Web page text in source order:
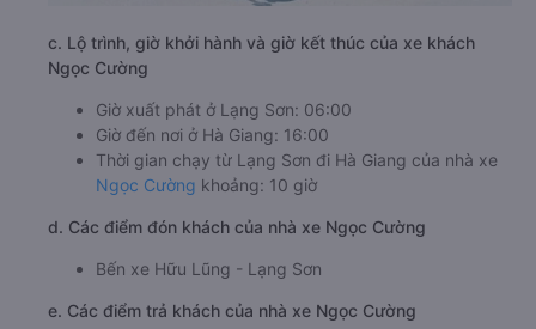
c. Lộ trình, giờ khởi hành và giờ kết thúc của xe khách
Ngọc Cường
Giờ xuất phát ở Lạng Sơn: 06:00
Giờ đến nơi ở Hà Giang: 16:00
Thời gian chạy từ Lạng Sơn đi Hà Giang của nhà xe
Ngọc Cường khoảng: 10 giờ
d. Các điểm đón khách của nhà xe Ngọc Cường
Bến xe Hữu Lũng - Lạng Sơn
e. Các điểm trả khách của nhà xe Ngọc Cường